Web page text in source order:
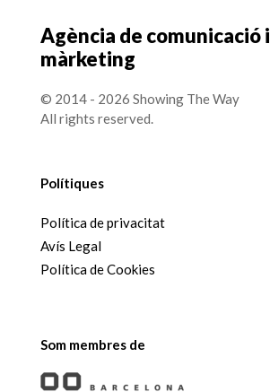
Agència de comunicació i
màrketing
© 2014 - 2026 Showing The Way
All rights reserved.
Polítiques
Política de privacitat
Avís Legal
Política de Cookies
Som membres de